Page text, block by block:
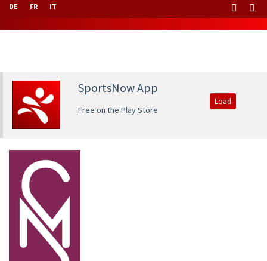
DE FR IT
SportsNow App
Free on the Play Store
Load